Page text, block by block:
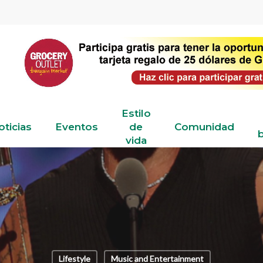
Eventos
Estilo
de
vida
Comunidad
Lifestyle Music and Entertainment